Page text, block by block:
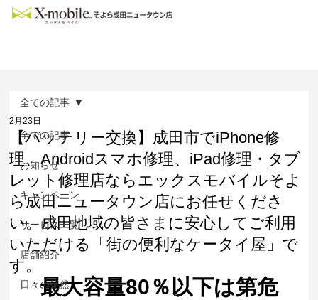
全ての記事
お知らせ
キャンペーン
サービス一覧
店舗紹介
日々の徒然
全ての記事
【バッテリー交換】成田市でiPhone修
理、Androidスマホ修理、iPad修理・タブ
レット修理店ならエックスモバイルそよ
ら成田ニュータウン店にお任せくださ
い。成田地域の皆さまに安心してご利用
いただける「街の便利なケータイ屋」で
す。
2月23日
最大容量80％以下は第危